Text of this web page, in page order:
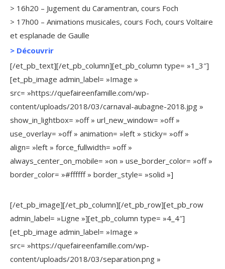
> 16h20 – Jugement du Caramentran, cours Foch
> 17h00 – Animations musicales, cours Foch, cours Voltaire
et esplanade de Gaulle
> Découvrir
[/et_pb_text][/et_pb_column][et_pb_column type= »1_3″]
[et_pb_image admin_label= »Image »
src= »https://quefaireenfamille.com/wp-
content/uploads/2018/03/carnaval-aubagne-2018.jpg »
show_in_lightbox= »off » url_new_window= »off »
use_overlay= »off » animation= »left » sticky= »off »
align= »left » force_fullwidth= »off »
always_center_on_mobile= »on » use_border_color= »off »
border_color= »#ffffff » border_style= »solid »]
[/et_pb_image][/et_pb_column][/et_pb_row][et_pb_row
admin_label= »Ligne »][et_pb_column type= »4_4″]
[et_pb_image admin_label= »Image »
src= »https://quefaireenfamille.com/wp-
content/uploads/2018/03/separation.png »